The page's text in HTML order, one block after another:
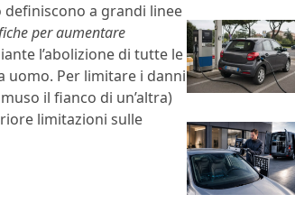
definiscono a grandi linee
per aumentare
l’abolizione di tutte le
uomo. Per limitare i danni
il fianco di un’altra)
limitazioni sulle